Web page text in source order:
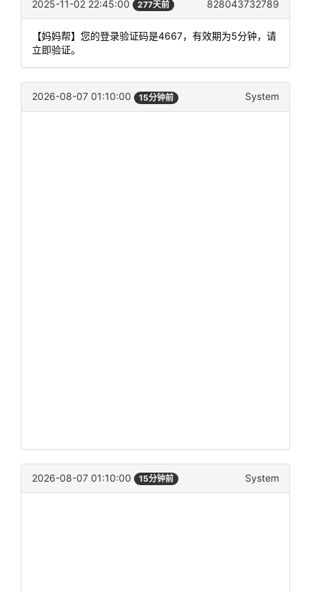
2025-11-02 22:45:00 277天前 828043732789
【妈妈帮】您的登录验证码是4667，有效期为5分钟，请
立即验证。
2026-08-07 01:10:00 15分钟前 System
2026-08-07 01:10:00 15分钟前 System